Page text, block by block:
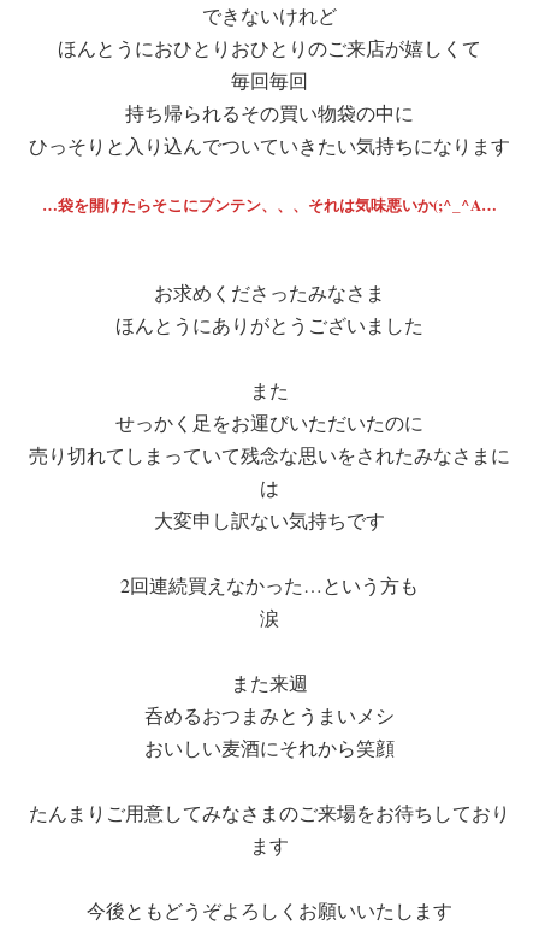
できないけれど
ほんとうにおひとりおひとりのご来店が嬉しくて
毎回毎回
持ち帰られるその買い物袋の中に
ひっそりと入り込んでついていきたい気持ちになります
…袋を開けたらそこにブンテン、、、それは気味悪いか(;^_^A…
お求めくださったみなさま
ほんとうにありがとうございました
また
せっかく足をお運びいただいたのに
売り切れてしまっていて残念な思いをされたみなさまに
は
大変申し訳ない気持ちです
2回連続買えなかった…という方も
涙
また来週
呑めるおつまみとうまいメシ
おいしい麦酒にそれから笑顔
たんまりご用意してみなさまのご来場をお待ちしており
ます
今後ともどうぞよろしくお願いいたします